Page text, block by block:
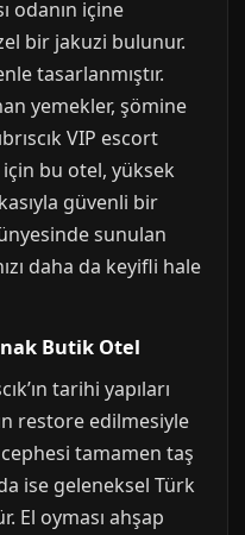
odanın içine
bir jakuzi bulunur.
tasarlanmıştır.
yemekler, şömine
VIP escort
bu otel, yüksek
güvenli bir
sunulan
daha da keyifli hale
Butik Otel
tarihi yapıları
restore edilmesiyle
tamamen taş
ise geleneksel Türk
El oyması ahşap